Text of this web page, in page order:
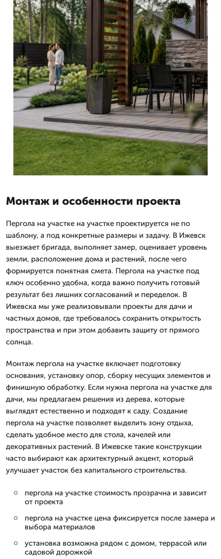
Монтаж и особенности проекта
Пергола на участке на участке проектируется не по
шаблону, а под конкретные размеры и задачу. В Ижевск
выезжает бригада, выполняет замер, оценивает уровень
земли, расположение дома и растений, после чего
формируется понятная смета. Пергола на участке под
ключ особенно удобна, когда важно получить готовый
результат без лишних согласований и переделок. В
Ижевска мы уже реализовывали проекты для дачи и
частных домов, где требовалось сохранить открытость
пространства и при этом добавить защиту от прямого
солнца.
Монтаж пергола на участке включает подготовку
основания, установку опор, сборку несущих элементов и
финишную обработку. Если нужна пергола на участке для
дачи, мы предлагаем решения из дерева, которые
выглядят естественно и подходят к саду. Создание
пергола на участке позволяет выделить зону отдыха,
сделать удобное место для стола, качелей или
декоративных растений. В Ижевске такие конструкции
часто выбирают как архитектурный акцент, который
улучшает участок без капитального строительства.
пергола на участке стоимость прозрачна и зависит
от проекта
пергола на участке цена фиксируется после замера и
выбора материалов
установка возможна рядом с домом, террасой или
садовой дорожкой